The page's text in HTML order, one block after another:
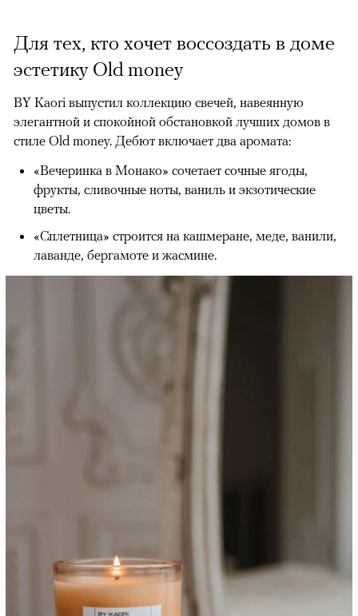
Для тех, кто хочет воссоздать в доме
эстетику Old money
BY Kaori выпустил коллекцию свечей, навеянную
элегантной и спокойной обстановкой лучших домов в
стиле Old money. Дебют включает два аромата:
«Вечеринка в Монако» сочетает сочные ягоды,
фрукты, сливочные ноты, ваниль и экзотические
цветы.
«Сплетница» строится на кашмеране, меде, ванили,
лаванде, бергамоте и жасмине.